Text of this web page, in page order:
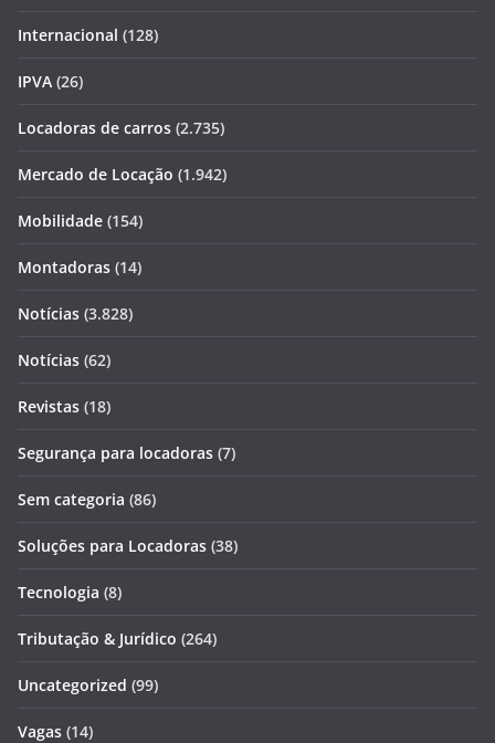
Internacional (128)
IPVA (26)
Locadoras de carros (2.735)
Mercado de Locação (1.942)
Mobilidade (154)
Montadoras (14)
Notícias (3.828)
Notícias (62)
Revistas (18)
Segurança para locadoras (7)
Sem categoria (86)
Soluções para Locadoras (38)
Tecnologia (8)
Tributação & Jurídico (264)
Uncategorized (99)
Vagas (14)